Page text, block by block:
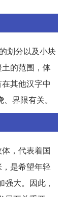
划分以及小块
的范围，体
其他汉字中
界限有关。
，代表着国
是希望年轻
大。因此，